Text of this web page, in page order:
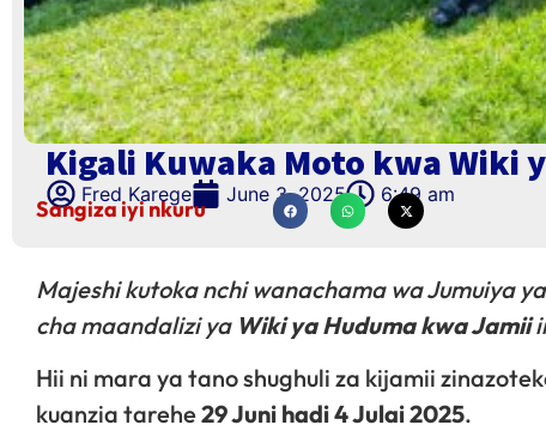
Kigali Kuwaka Moto kwa Wiki
Fred Karege June 3, 2025 6:49 am
Sangiza iyi nkuru
Majeshi kutoka nchi wanachama wa Jumuiya
cha maandalizi ya Wiki ya Huduma kwa Jamii
Hii ni mara ya tano shughuli za kijamii
kuanzia tarehe 29 Juni hadi 4 Julai 2025.